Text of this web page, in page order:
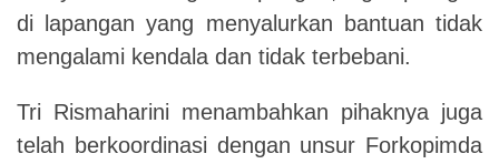
di lapangan yang menyalurkan bantuan tidak
mengalami kendala dan tidak terbebani.
Tri Rismaharini menambahkan pihaknya juga
telah berkoordinasi dengan unsur Forkopimda